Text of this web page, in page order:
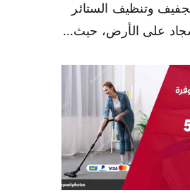
وتنظيف الستائر
على الأرض، حيث…